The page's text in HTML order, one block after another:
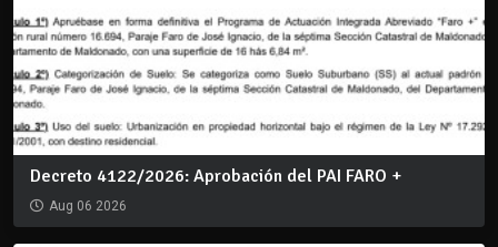
Decreto 4122/2026: Aprobación del PAI FARO +
Aug 06 2026